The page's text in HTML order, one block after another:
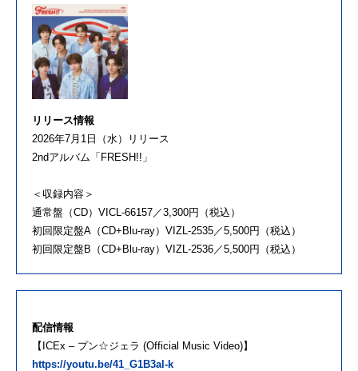
リリース情報
2026年7月1日（水）リリース
2ndアルバム「FRESH!!」
＜収録内容＞
通常盤（CD）VICL-66157／3,300円（税込）
初回限定盤A（CD+Blu-ray）VIZL-2535／5,500円（税込）
初回限定盤B（CD+Blu-ray）VIZL-2536／5,500円（税込）
配信情報
【ICEx – プン☆ジェラ (Official Music Video)】
https://youtu.be/41_G1B3al-k